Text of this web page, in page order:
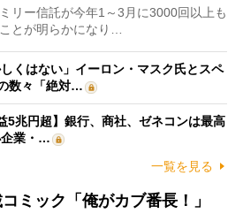
リー信託が今年1～3月に3000回以上も
とが明らかになり…
しくはない」イーロン・マスク氏とスペ
数々「絶対…
5兆円超】銀行、商社、ゼネコンは最高
企業・…
一覧を見る
ミック「俺がカブ番長！」